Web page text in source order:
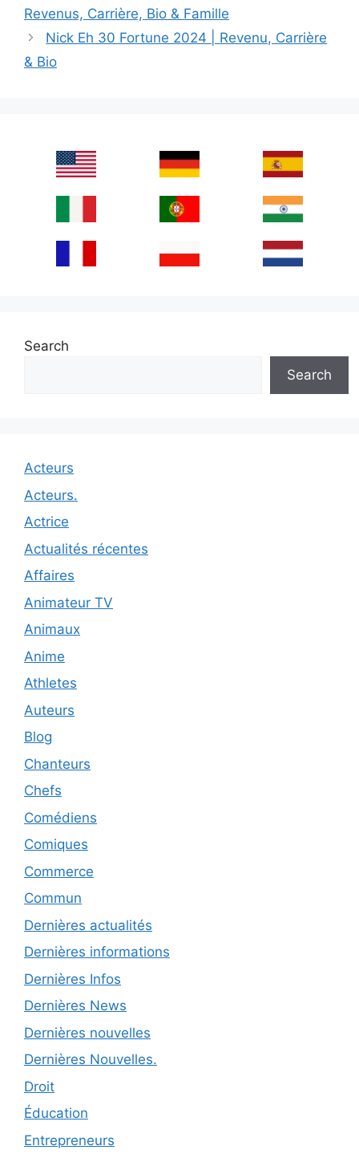
Revenus, Carrière, Bio & Famille
Nick Eh 30 Fortune 2024 | Revenu, Carrière
& Bio
Search
Search
Acteurs
Acteurs.
Actrice
Actualités récentes
Affaires
Animateur TV
Animaux
Anime
Athletes
Auteurs
Blog
Chanteurs
Chefs
Comédiens
Comiques
Commerce
Commun
Dernières actualités
Dernières informations
Dernières Infos
Dernières News
Dernières nouvelles
Dernières Nouvelles.
Droit
Éducation
Entrepreneurs